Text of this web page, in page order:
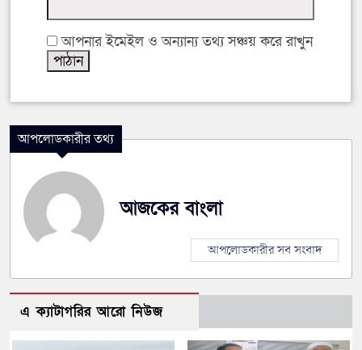
আপনার ইমেইল ও অন্যান্য তথ্য সঞ্চয় করে রাখুন
আপলোডকারীর তথ্য
আজকের বাংলা
আপলোডকারীর সব সংবাদ
এ ক্যাটাগরির আরো নিউজ